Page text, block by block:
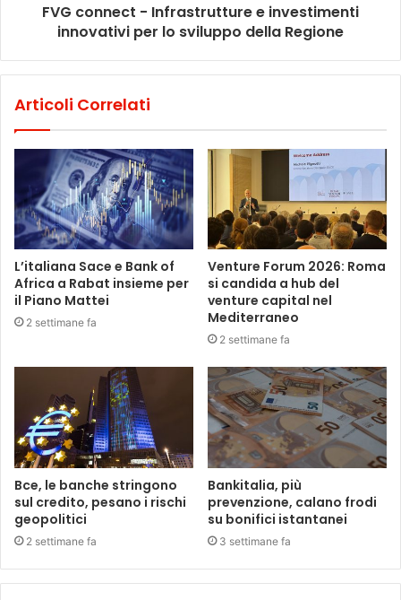
FVG connect - Infrastrutture e investimenti
innovativi per lo sviluppo della Regione
Articoli Correlati
L’italiana Sace e Bank of
Africa a Rabat insieme per
il Piano Mattei
2 settimane fa
Venture Forum 2026: Roma
si candida a hub del
venture capital nel
Mediterraneo
2 settimane fa
Bce, le banche stringono
sul credito, pesano i rischi
geopolitici
2 settimane fa
Bankitalia, più
prevenzione, calano frodi
su bonifici istantanei
3 settimane fa